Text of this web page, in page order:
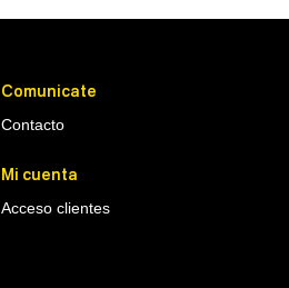
Comunicate
Contacto
Mi cuenta
Acceso clientes